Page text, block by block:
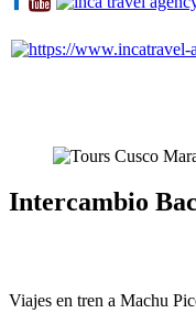
Intercambio
Viajes en tren a Machu